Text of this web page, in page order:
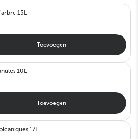
15L
Toevoegen
10L
Toevoegen
17L